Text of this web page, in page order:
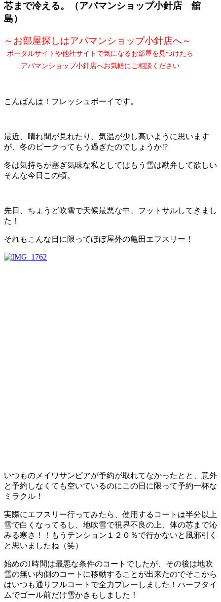
芯まで冷える。（アパマンショップ小針店 舘
島）
～お部屋探しはアパマンショップ小針店へ～
ポータルサイトや他社サイトで気になるお部屋を見つけたら
アパマンショップ小針店へお気軽にご相談ください
こんばんは！フレッシュボーイです。
最近、晴れ間が見れたり、気温が少し高いように思います
が、冬のピークってもう過ぎたのでしょうか!?
冬は気持ちが塞ぎ気味な私としてはもう雪は勘弁して欲しい
そんな今日この頃。
先日、ちょうど吹雪で天候最悪な中、フットサルしてきまし
た！
それもこんな日に限ってほぼ屋外の亀田エフスリー！
いつものメイワサンピアが予約が取れてなかったとと、意外
と予約しなくても空いているのにこの日に限って予約一杯な
ミラクル！
実際にエフスリー行ってみたら、使用するコートは半分以上
雪で白くなってるし、地吹雪で視界不良の上、体の芯まで沁
みる寒さ！！もうテンション１２０％で行かないと風邪引く
と思いましたね（笑）
始めの1時間は最悪な条件のコートでしたが、その後は地吹
雪の無い内側のコートに移動することが出来たのでそこから
はいつも通りフルコートで全力プレーしました！ハーフタイ
ムでゴール前だけ雪かきもしました！